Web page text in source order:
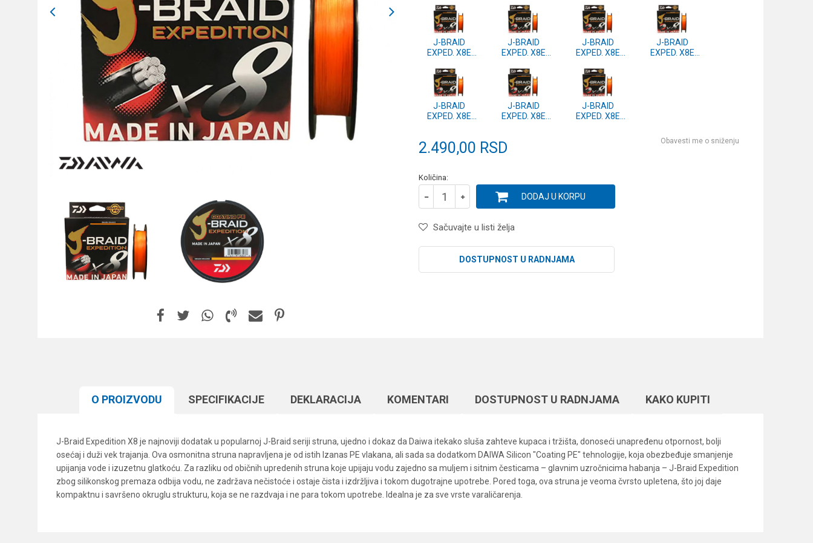
J-BRAID
EXPED. X8E
smash orange
(12550-022)
J-BRAID
EXPED. X8E
smash orange
(12550-020)
J-BRAID
EXPED. X8E
smash orange
(12550-018)
J-BRAID
EXPED. X8E
J-BRAID
EXPED. X8E
(12550-013)
J-BRAID
EXPED. X8E
(12550-010)
J-BRAID
EXPED. X8E
2.490,00 RSD Obavesti me o sniženju
Količina:
DODAJ U KORPU
Sačuvajte u listi želja
DOSTUPNOST U RADNJAMA
O PROIZVODU SPECIFIKACIJЕ DEKLARACIJA KOMENTARI DOSTUPNOST U RADNJAMA KAKO KUPITI
J-Braid Expedition X8 je najnoviji dodatak u popularnoj J-Braid seriji struna, ujedno i dokaz da Daiwa itekako sluša zahteve kupaca i tržišta, donoseći unapređenu otpornost, bolji
osećaj i duži vek trajanja. Ova osmonitna struna napravljena je od istih Izanas PE vlakana, ali sada sa dodatkom DAIWA Silicon "Coating PE" tehnologije, koja obezbeđuje smanjenje
upijanja vode i izuzetnu glatkoću. Za razliku od običnih upredenih struna koje upijaju vodu zajedno sa muljem i sitnim česticama – glavnim uzročnicima habanja – J-Braid Expedition
zbog silikonskog premaza odbija vodu, ne zadržava nečistoće i ostaje čista i izdržljiva i tokom dugotrajne upotrebe. Pored toga, ova struna je veoma čvrsto upletena, što joj daje
kompaktnu i savršeno okruglu strukturu, koja se ne razdvaja i ne para tokom upotrebe. Idealna je za sve vrste varaličarenja.